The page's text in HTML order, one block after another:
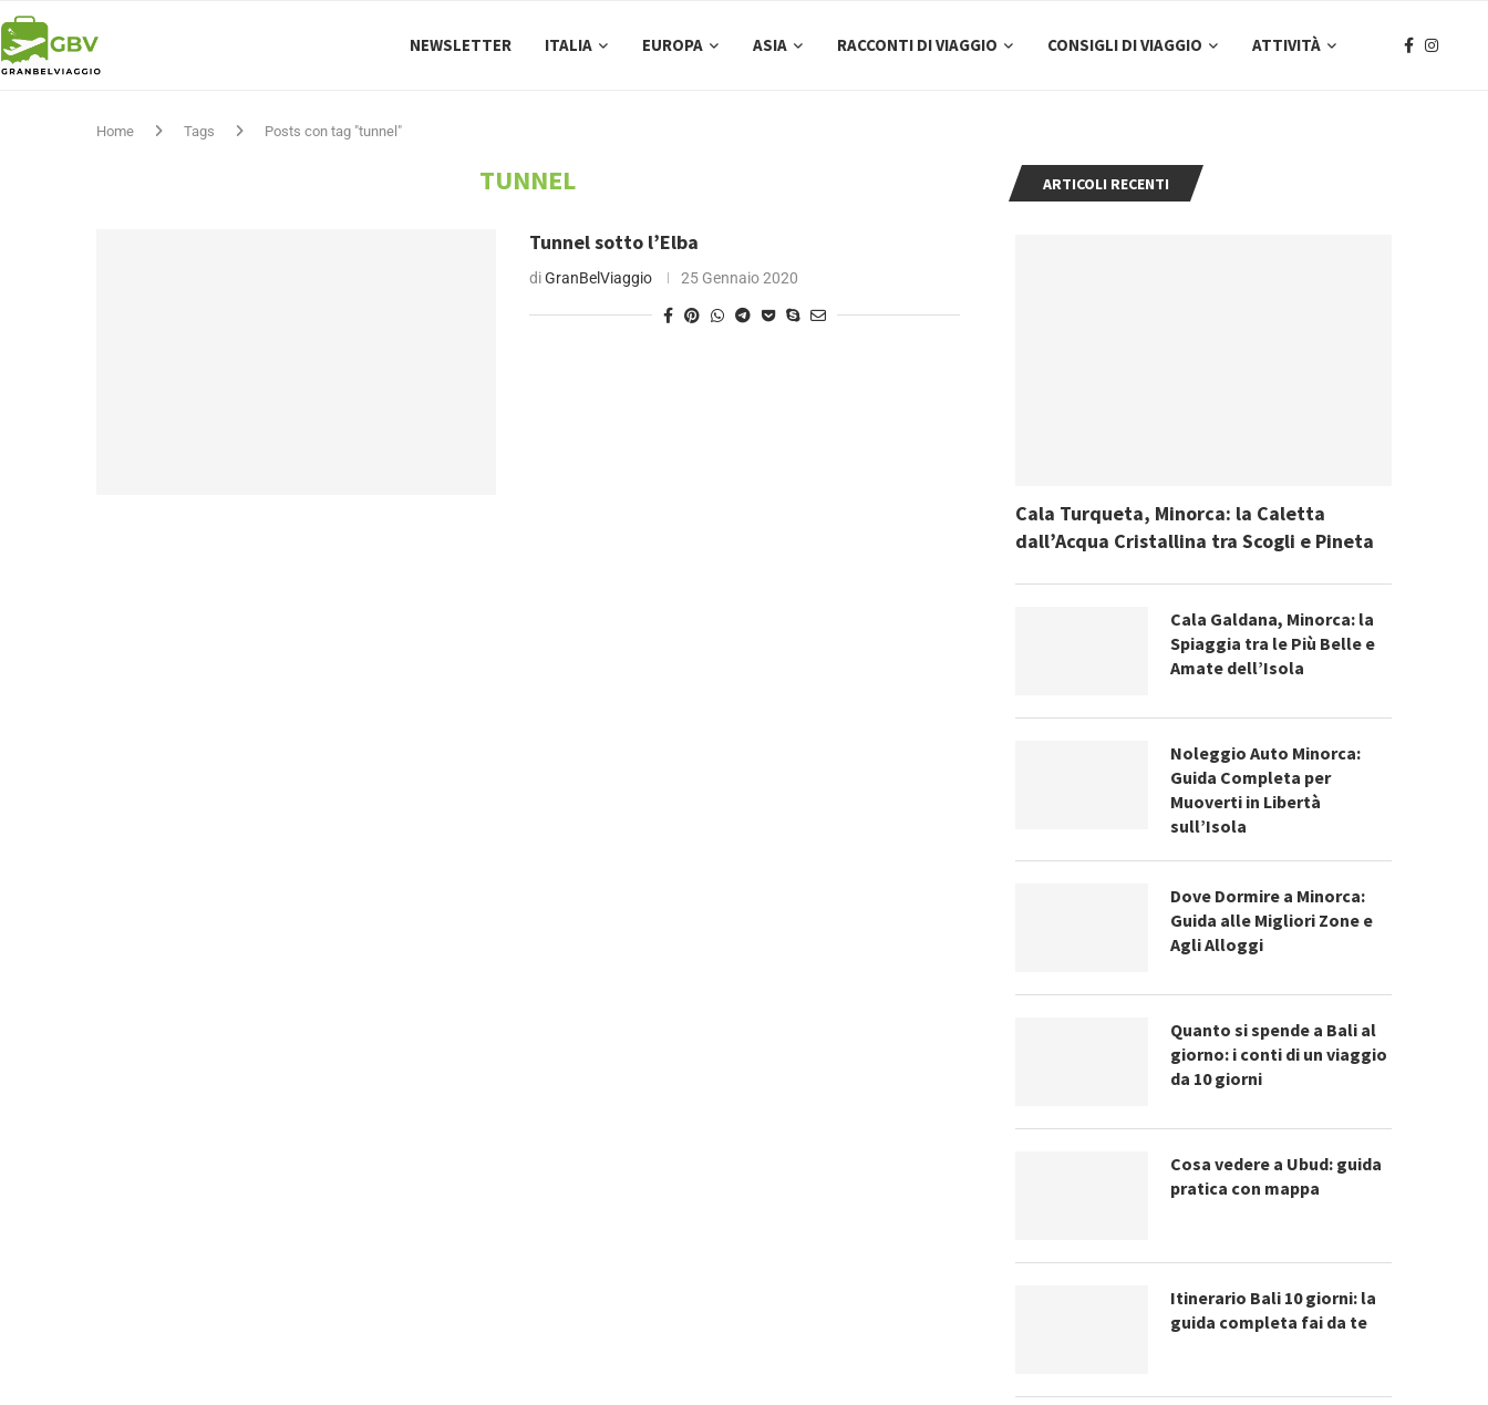
NEWSLETTER ITALIA EUROPA ASIA RACCONTI DI VIAGGIO CONSIGLI DI VIAGGIO ATTIVITÀ
Home Tags Posts con tag "tunnel"
TUNNEL
Tunnel sotto l’Elba
diGranBelViaggio 25 Gennaio 2020
ARTICOLI RECENTI
Cala Turqueta, Minorca: la Caletta
dall’Acqua Cristallina tra Scogli e Pineta
Cala Galdana, Minorca: la
Spiaggia tra le Più Belle e
Amate dell’Isola
Noleggio Auto Minorca:
Guida Completa per
Muoverti in Libertà
sull’Isola
Dove Dormire a Minorca:
Guida alle Migliori Zone e
Agli Alloggi
Quanto si spende a Bali al
giorno: i conti di un viaggio
da 10 giorni
Cosa vedere a Ubud: guida
pratica con mappa
Itinerario Bali 10 giorni: la
guida completa fai da te